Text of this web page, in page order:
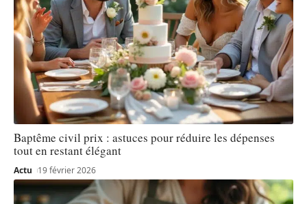
Baptême civil prix : astuces pour réduire les dépenses
tout en restant élégant
Actu 19 février 2026